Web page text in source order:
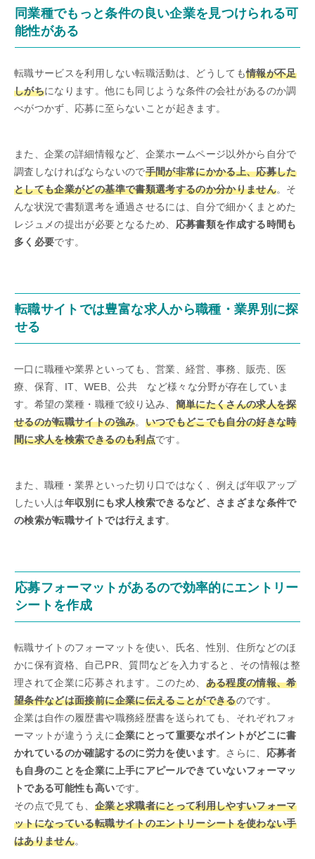
同業種でもっと条件の良い企業を見つけられる可
能性がある
転職サービスを利用しない転職活動は、どうしても情報が不足
しがちになります。他にも同じような条件の会社があるのか調
べがつかず、応募に至らないことが起きます。
また、企業の詳細情報など、企業ホームページ以外から自分で
調査しなければならないので手間が非常にかかる上、応募した
としても企業がどの基準で書類選考するのか分かりません。そ
んな状況で書類選考を通過させるには、自分で細かくまとめた
レジュメの提出が必要となるため、 応募書類を作成する時間も
多く必要です。
転職サイトでは豊富な求人から職種・業界別に探
せる
一口に職種や業界といっても、営業、経営、事務、販売、医
療、保育、IT、WEB、公共 など様々な分野が存在していま
す。希望の業種・職種で絞り込み、 簡単にたくさんの求人を探
せるのが転職サイトの強み。 いつでもどこでも自分の好きな時
間に求人を検索できるのも利点です。
また、職種・業界といった切り口ではなく、例えば年収アップ
したい人は年収別にも求人検索できるなど、さまざまな条件で
の検索が転職サイトでは行えます。
応募フォーマットがあるので効率的にエントリー
シートを作成
転職サイトのフォーマットを使い、氏名、性別、住所などのほ
かに保有資格、自己PR、質問などを入力すると、その情報は整
理されて企業に応募されます。このため、 ある程度の情報、希
望条件などは面接前に企業に伝えることができるのです。
企業は自作の履歴書や職務経歴書を送られても、それぞれフォ
ーマットが違ううえに企業にとって重要なポイントがどこに書
かれているのか確認するのに労力を使います。さらに、 応募者
も自身のことを企業に上手にアピールできていないフォーマッ
トである可能性も高いです。
その点で見ても、 企業と求職者にとって利用しやすいフォーマ
ットになっている転職サイトのエントリーシートを使わない手
はありません。